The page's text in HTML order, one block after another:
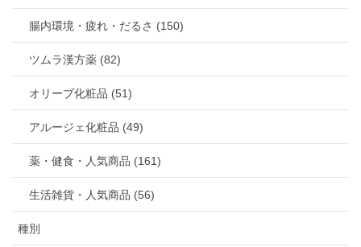
腸内環境・疲れ・だるさ (150)
ツムラ漢方薬 (82)
オリーブ化粧品 (51)
アルージェ化粧品 (49)
薬・健食・人気商品 (161)
生活雑貨・人気商品 (56)
種別